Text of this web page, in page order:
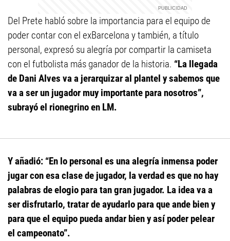
Del Prete habló sobre la importancia para el equipo de
poder contar con el exBarcelona y también, a título
personal, expresó su alegría por compartir la camiseta
con el futbolista más ganador de la historia. “La llegada
de Dani Alves va a jerarquizar al plantel y sabemos que
va a ser un jugador muy importante para nosotros”,
subrayó el rionegrino en LM.
Y añadió: “En lo personal es una alegría inmensa poder
jugar con esa clase de jugador, la verdad es que no hay
palabras de elogio para tan gran jugador. La idea va a
ser disfrutarlo, tratar de ayudarlo para que ande bien y
para que el equipo pueda andar bien y así poder pelear
el campeonato”.